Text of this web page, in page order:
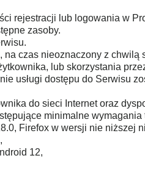
rejestracji lub logowania w
zasoby.
czas nieoznaczony z chwilą
lub skorzystania
usługi dostępu do Serwisu
do sieci Internet oraz
minimalne wymagania
Firefox w wersji nie niższej
12,